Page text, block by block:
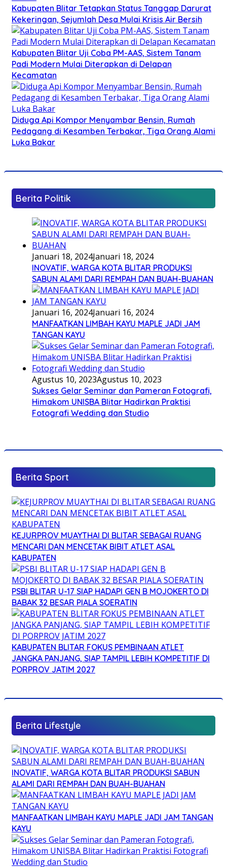
Kabupaten Blitar Tetapkan Status Tanggap Darurat
Kekeringan, Sejumlah Desa Mulai Krisis Air Bersih
Kabupaten Blitar Uji Coba PM-AAS, Sistem Tanam
Padi Modern Mulai Diterapkan di Delapan
Kecamatan
Diduga Api Kompor Menyambar Bensin, Rumah
Pedagang di Kesamben Terbakar, Tiga Orang Alami
Luka Bakar
Berita Politik
Januari 18, 2024Januari 18, 2024
INOVATIF, WARGA KOTA BLITAR PRODUKSI
SABUN ALAMI DARI REMPAH DAN BUAH-BUAHAN
Januari 16, 2024Januari 16, 2024
MANFAATKAN LIMBAH KAYU MAPLE JADI JAM
TANGAN KAYU
Agustus 10, 2023Agustus 10, 2023
Sukses Gelar Seminar dan Pameran Fotografi,
Himakom UNISBA Blitar Hadirkan Praktisi
Fotografi Wedding dan Studio
Berita Sport
KEJURPROV MUAYTHAI DI BLITAR SEBAGAI RUANG
MENCARI DAN MENCETAK BIBIT ATLET ASAL
KABUPATEN
PSBI BLITAR U-17 SIAP HADAPI GEN B MOJOKERTO DI
BABAK 32 BESAR PIALA SOERATIN
KABUPATEN BLITAR FOKUS PEMBINAAN ATLET
JANGKA PANJANG, SIAP TAMPIL LEBIH KOMPETITIF DI
PORPROV JATIM 2027
Berita Lifestyle
INOVATIF, WARGA KOTA BLITAR PRODUKSI SABUN
ALAMI DARI REMPAH DAN BUAH-BUAHAN
MANFAATKAN LIMBAH KAYU MAPLE JADI JAM TANGAN
KAYU